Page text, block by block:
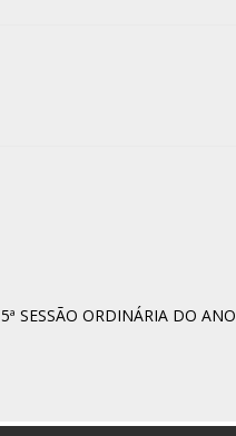
5ª SESSÃO ORDINÁRIA DO ANO